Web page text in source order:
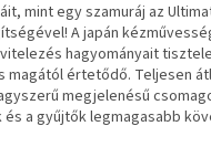
mint egy szamuráj az
A japán
hagyományait
magától értetődő. Teljesen
megjelenésű
és a gyűjtők legmagasabb